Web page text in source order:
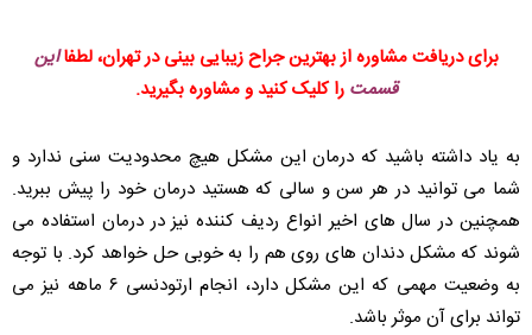
برای دریافت مشاوره از بهترین جراح زیبایی بینی در تهران، لطفااین
قسمت را کلیک کنید و مشاوره بگیرید.
به یاد داشته باشید که درمان این مشکل هیچ محدودیت سنی ندارد و
شما می توانید در هر سن و سالی که هستید درمان خود را پیش ببرید.
همچنین در سال های اخیر انواع ردیف کننده نیز در درمان استفاده می
شوند که مشکل دندان های روی هم را به خوبی حل خواهد کرد. با توجه
به وضعیت مهمی که این مشکل دارد، انجام ارتودنسی ۶ ماهه نیز می
تواند برای آن موثر باشد.